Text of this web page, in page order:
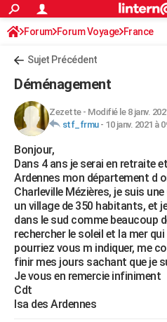
ACTUALITÉS
Politique
Société
Faits Divers
Education
Monde
Villes
+
FINANCE
Retraite
Impôts
Epargne
Immobilier
Risques naturels par ville
Banque
Assurance
Crédit
AUTO
Essais
Réserver un essai
Citadines
Berlines
SUV
Forum auto
+HIGH-TECH
Mobiles
Meilleur smartphone
Internet
Ordinateurs
Jeux vidéo
Guide high-tech
+BRICOLAGE
Forum
Aménagement intérieur
Extérieur
Cuisine
Salle de bains
Jardinage
Rangement
WEEK-END
Guides de France
Escapades
Patrimoine
Expositions
Musées
Week-end nature
LIFESTYLE
Art de vivre
Bien-être
Loisirs
ModeModes de vie
SANTE
Alimentation
Guide de la santé
Maladies
Médicaments
Sommeil
VOYAGE
Forum Forum Voyage France
Sujet Précédent
Déménagement
Zezette- Modifié le 8 janv.
stf_frmu- 10 janv. 2021 à
Bonjour,
Dans 4 ans je serai en retraite
Ardennes mon département d
Charleville Mézières, je suis
un village de 350 habitants, et
dans le sud comme beaucoup
rechercher le soleil et la mer
pourriez vous m indiquer, me
finir mes jours sachant que je
Je vous en remercie infiniment
Cdt
Isa des Ardennes